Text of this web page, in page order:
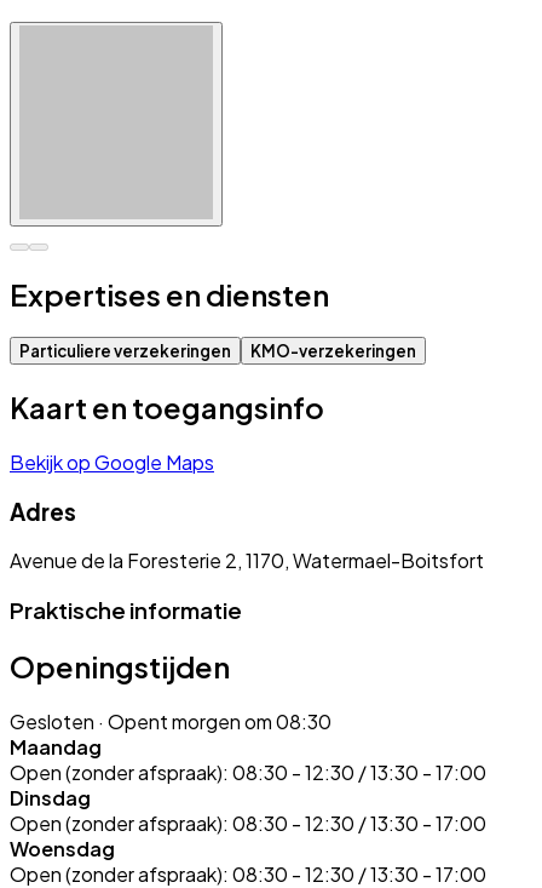
Expertises en diensten
Particuliere verzekeringen KMO-verzekeringen
Kaart en toegangsinfo
Bekijk op Google Maps
Adres
Avenue de la Foresterie 2, 1170, Watermael-Boitsfort
Praktische informatie
Openingstijden
Gesloten · Opent morgen om 08:30
Maandag
Open (zonder afspraak): 08:30 - 12:30 / 13:30 - 17:00
Dinsdag
Open (zonder afspraak): 08:30 - 12:30 / 13:30 - 17:00
Woensdag
Open (zonder afspraak): 08:30 - 12:30 / 13:30 - 17:00